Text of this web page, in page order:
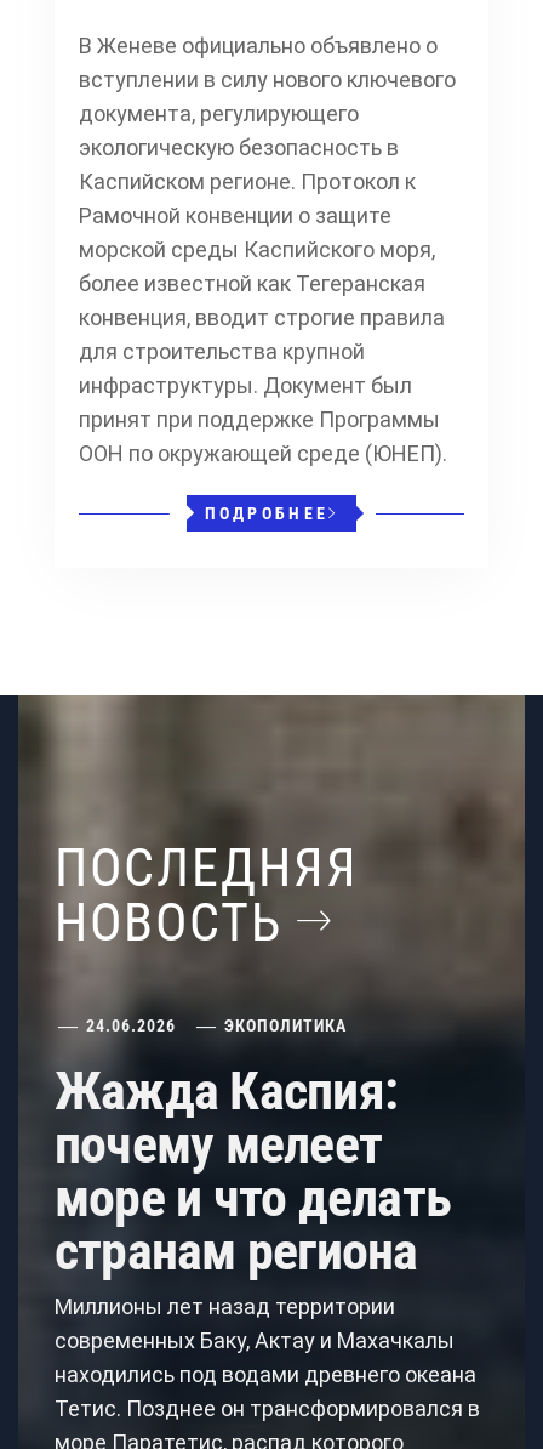
В Женеве официально объявлено о
вступлении в силу нового ключевого
документа, регулирующего
экологическую безопасность в
Каспийском регионе. Протокол к
Рамочной конвенции о защите
морской среды Каспийского моря,
более известной как Тегеранская
конвенция, вводит строгие правила
для строительства крупной
инфраструктуры. Документ был
принят при поддержке Программы
ООН по окружающей среде (ЮНЕП).
ПОДРОБНЕЕ
ПОСЛЕДНЯЯ
НОВОСТЬ
24.06.2026 ЭКОПОЛИТИКА
Жажда Каспия:
почему мелеет
море и что делать
странам региона
Миллионы лет назад территории
современных Баку, Актау и Махачкалы
находились под водами древнего океана
Тетис. Позднее он трансформировался в
море Паратетис, распад которого